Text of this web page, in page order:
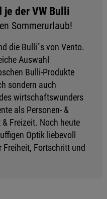
je der VW Bulli
Sommerurlaub!
die Bulli´s von Vento.
Auswahl
Bulli-Produkte
sondern auch
wirtschaftswunders
als Personen- &
Freizeit. Noch heute
Optik liebevoll
Fortschritt und